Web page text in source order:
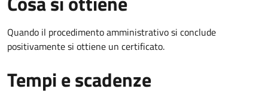
Quando il procedimento amministrativo si conclude
positivamente si ottiene un certificato.
Tempi e scadenze